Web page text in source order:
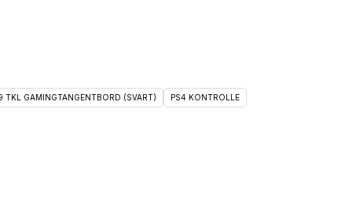
TKL GAMINGTANGENTBORD (SVART) PS4 KONTROLLE